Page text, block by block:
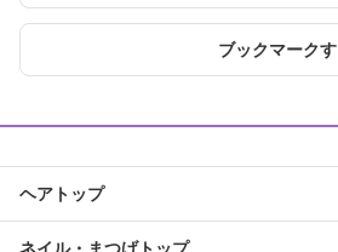
ブックマーク
ヘアトップ